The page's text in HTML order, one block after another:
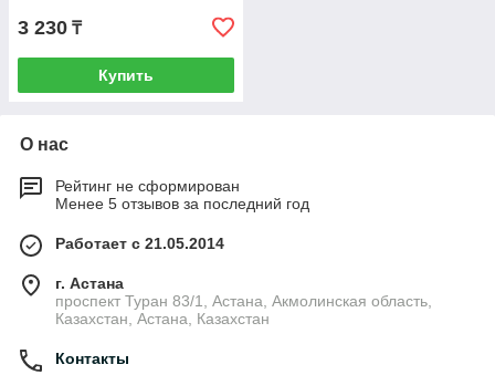
3 230 ₸
Купить
О нас
Рейтинг не сформирован
Менее 5 отзывов за последний год
Работает с 21.05.2014
г. Астана
проспект Туран 83/1, Астана, Акмолинская область,
Казахстан, Астана, Казахстан
Контакты